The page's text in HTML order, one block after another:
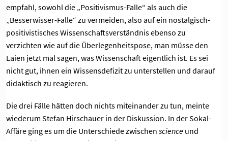
empfahl, sowohl die „Positivismus-Falle“ als auch die
„Besserwisser-Falle“ zu vermeiden, also auf ein nostalgisch-
positivistisches Wissenschaftsverständnis ebenso zu
verzichten wie auf die Überlegenheitspose, man müsse den
Laien jetzt mal sagen, was Wissenschaft eigentlich ist. Es sei
nicht gut, ihnen ein Wissensdefizit zu unterstellen und darauf
didaktisch zu reagieren.
Die drei Fälle hätten doch nichts miteinander zu tun, meinte
wiederum Stefan Hirschauer in der Diskussion. In der Sokal-
Affäre ging es um die Unterschiede zwischen science und